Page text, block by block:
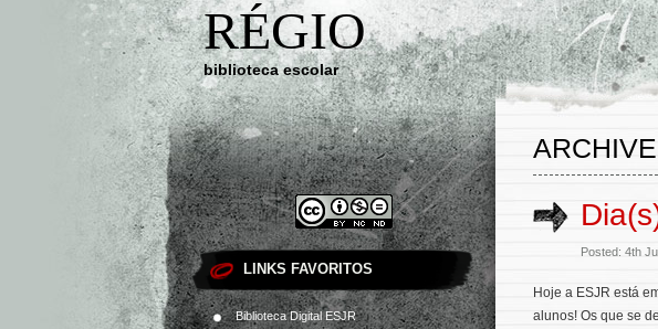
RÉGIO
biblioteca escolar
LINKS FAVORITOS
Biblioteca Digital ESJR
Posted: 4th
Hoje a ESJR está
alunos! Os que se